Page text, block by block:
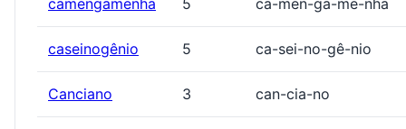
camengamenha 5 ca-men-ga-me-nha
caseinogênio 5 ca-sei-no-gê-nio
Canciano 3 can-cia-no